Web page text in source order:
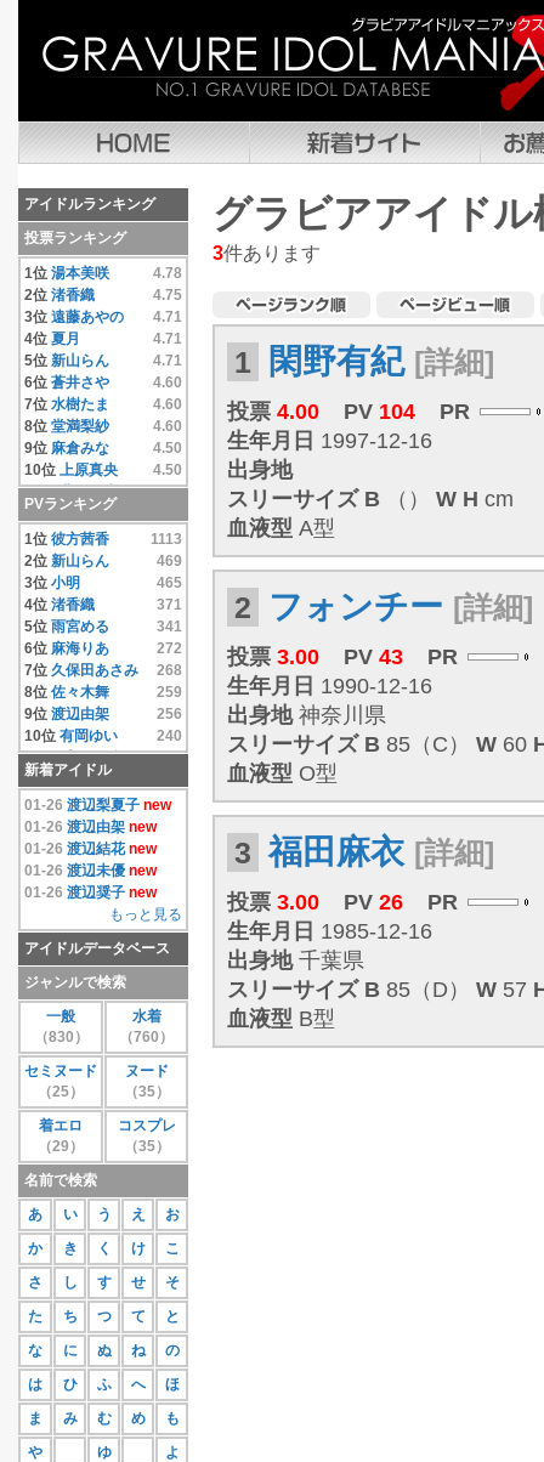
アイドルランキング
投票ランキング
1位 湯本美咲
4.78
2位 渚香織
4.75
3位 遠藤あやの
4.71
4位 夏月
4.71
5位 新山らん
4.71
6位 蒼井さや
4.60
7位 水樹たま
4.60
8位 堂満梨紗
4.60
9位 麻倉みな
4.50
10位 上原真央
4.50
11位豊田果歩
4.50
12位 小池唯
13位彼方茜香
4.40
14位相澤仁美
4.33
15位相沢まき
4.33
16位逢沢りな
4.33
17位相原みぃ
4.33
18位相原美咲
4.33
19位秋元結衣
4.33
20位雨宮める
4.33
21位有岡ゆい
4.33
22位 安藤遥
4.33
23位いいむれまさき
24位生田善子
4.33
25位入矢麻衣
4.33
26位鵜飼りえ
4.33
27位蛯原天
4.33
28位和葉みれい
4.33
栗原みさ
4.33
30位末永みゆ
4.33
もっと見る
PVランキング
1位 彼方茜香
1113
2位 新山らん
469
3位 小明
465
4位 渚香織
371
5位 雨宮める
341
6位 麻海りあ
272
7位 久保田あさみ
268
8位 佐々木舞
259
9位 渡辺由架
256
10位 有岡ゆい
240
11位千原こずえ
237
12位 尾崎ナナ
13位片瀬桃
220
14位水樹たま
214
15位遠藤あやの
208
16位麻倉みな
171
17位上原真央
155
島本里沙
152
19位團遥香
147
20位安西かな
131
21位 芦田実沙寿
22位鮎川穂乃果
126
23位手束真知子
124
24位伊達あい
123
25位大崎由希
115
26位鈴木あきえ
115
27位蒼井さや
111
28位紗那
109
29位相原美咲
107
30位桜庭あつこ
もっと見る
新着アイドル
01-26 渡辺梨夏子 new
01-26 渡辺由架 new
01-26 渡辺結花 new
01-26 渡辺未優 new
01-26 渡辺奨子 new
もっと見る
アイドルデータベース
ジャンルで検索
一般
（830）
水着
（760）
セミヌード
（25）
ヌード
（35）
着エロ
（29）
コスプレ
（35）
名前で検索
あ
い う え
お
か
き く け
こ
さ
し す せ
そ
た
ち つ て
と
な
に ぬ ね
の
は
ひ ふ へ
ほ
ま
み む め
も
や
ゆ
よ
グラビアアイドル
3件あります
1 閑野有紀 [詳細]
投票 4.00 PV 104
PR
生年月日 1997-12-16
出身地
スリーサイズ B （） W H cm
血液型 A型
2 フォンチー [詳細]
投票 3.00 PV 43
PR
生年月日 1990-12-16
出身地神奈川県
スリーサイズ B 85（C） W 60
血液型 O型
3 福田麻衣 [詳細]
投票 3.00 PV 26
PR
生年月日 1985-12-16
出身地千葉県
スリーサイズ B 85（D） W 57
血液型 B型